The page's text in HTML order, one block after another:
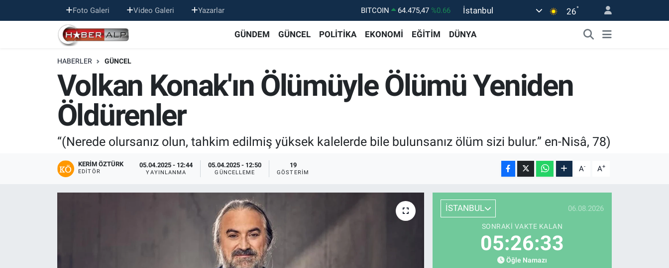
Foto Galeri Video Galeri Yazarlar DOLAR 47,5971 %0.05
55,1336
%0.18
BİST100
13.703 %0
İstanbul 26°
GÜNDEM GÜNCEL POLİTİKA EKONOMİ EĞİTİM DÜNYA
HABERLER GÜNCEL
Volkan Konak'ın Ölümüyle Ölümü Yeniden
Öldürenler
“(Nerede olursanız olun, tahkim edilmiş yüksek kalelerde bile bulunsanız ölüm sizi bulur.” en-Nisâ, 78)
KERIM ÖZTÜRK
EDITÖR
05.04.2025 - 12:44
YAYINLANMA
05.04.2025 - 12:50
GÜNCELLEME
19
GÖSTERIM A- A+
İSTANBUL 06.08.2026
SONRAKI VAKTE KALAN
05:26:32
Öğle Namazı
Nöbetçi Eczaneler
Hava Durumu
Trafik Durumu
Süper Lig Puan Durumu ve Fikstür
Tüm Manşetler
Son Dakika Haberleri